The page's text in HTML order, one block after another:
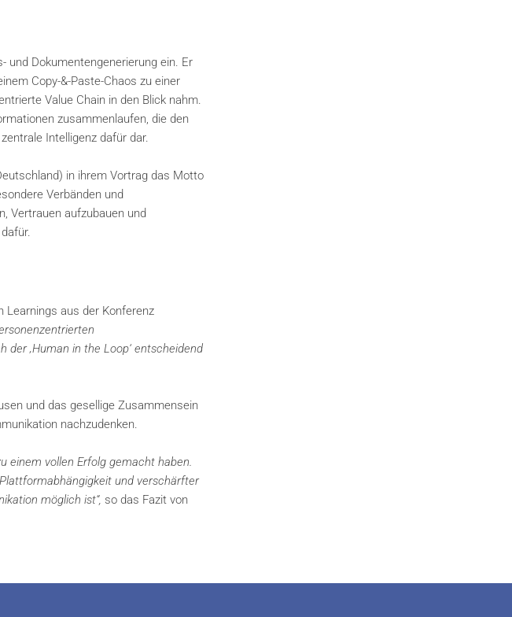
und Dokumentengenerierung ein. Er
Copy-&-Paste-Chaos zu einer
Value Chain in den Blick nahm.
zusammenlaufen, die den
Intelligenz dafür dar.
in ihrem Vortrag das Motto
Verbänden und
Vertrauen aufzubauen und
aus der Konferenz
‚Human in the Loop‘ entscheidend
und das gesellige Zusammensein
nachzudenken.
einem vollen Erfolg gemacht haben.
und verschärfter
möglich ist“, so das Fazit von